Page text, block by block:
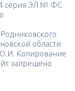
серия ЭЛ № ФС
области
О.И. Копирование
запрещено